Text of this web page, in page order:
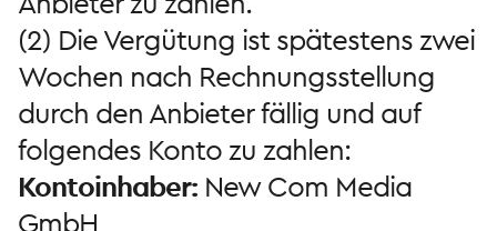
(2) Die Vergütung ist spätestens zwei
Wochen nach Rechnungsstellung
durch den Anbieter fällig und auf
folgendes Konto zu zahlen:
Kontoinhaber: New Com Media